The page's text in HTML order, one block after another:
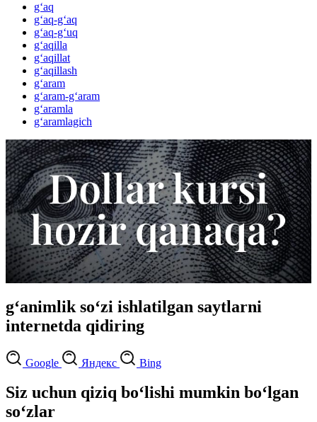
g‘aq
g‘aq-g‘aq
g‘aq-g‘uq
g‘aqilla
g‘aqillat
g‘aqillash
g‘aram
g‘aram-g‘aram
g‘aramla
g‘aramlagich
g‘animlik so‘zi ishlatilgan saytlarni
internetda qidiring
Google Яндекс Bing
Siz uchun qiziq bo‘lishi mumkin bo‘lgan
so‘zlar